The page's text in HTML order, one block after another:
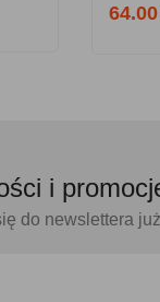
64.00
i
do newslettera